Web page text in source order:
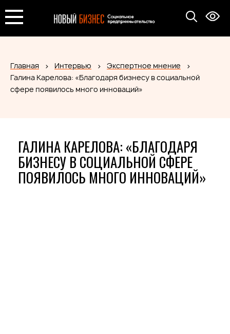
Главная Интервью
Экспертное мнение
Галина Карелова: «Благодаря бизнесу в социальной
сфере появилось много инноваций»
ГАЛИНА КАРЕЛОВА: «БЛАГОДАРЯ
БИЗНЕСУ В СОЦИАЛЬНОЙ СФЕРЕ
ПОЯВИЛОСЬ МНОГО ИННОВАЦИЙ»